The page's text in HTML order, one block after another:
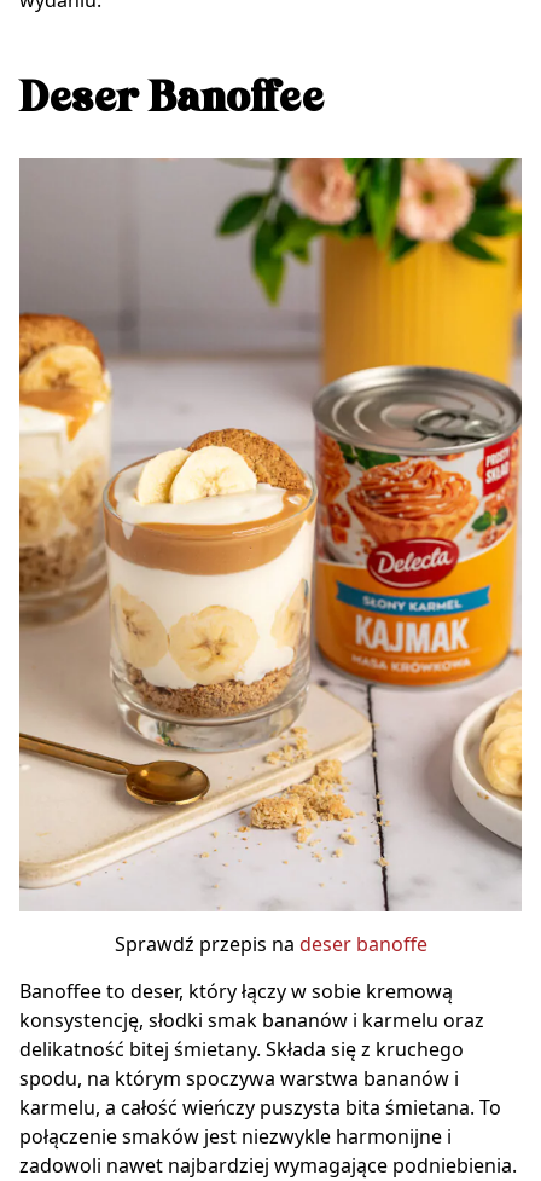
Deser Banoffee
Sprawdź przepis na deser banoffe
Banoffee to deser, który łączy w sobie kremową
konsystencję, słodki smak bananów i karmelu oraz
delikatność bitej śmietany. Składa się z kruchego
spodu, na którym spoczywa warstwa bananów i
karmelu, a całość wieńczy puszysta bita śmietana. To
połączenie smaków jest niezwykle harmonijne i
zadowoli nawet najbardziej wymagające podniebienia.